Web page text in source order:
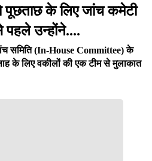
पूछताछ के लिए जांच कमेटी
पहले उन्होंने....
समिति (In-House Committee) के
के लिए वकीलों की एक टीम से मुलाकात